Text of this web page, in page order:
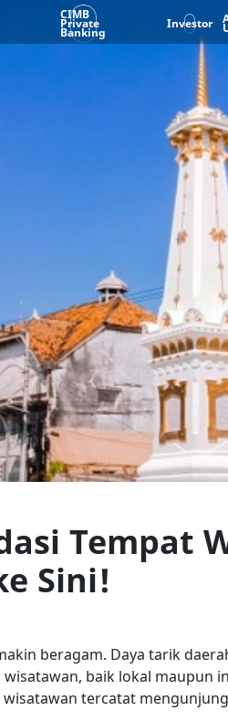
CIMB
Private
Banking
Investor
Tempat
Sini!
beragam. Daya tarik
baik lokal maupun
tercatat